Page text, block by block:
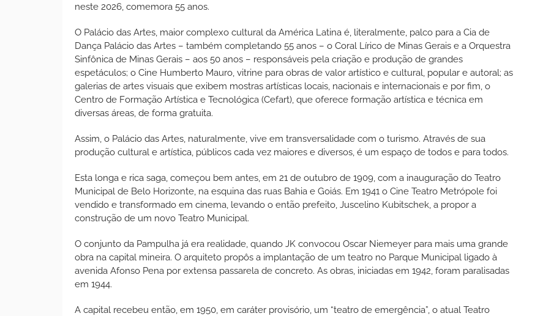
neste 2026, comemora 55 anos.
O Palácio das Artes, maior complexo cultural da América Latina é, literalmente, palco para a Cia de
Dança Palácio das Artes – também completando 55 anos – o Coral Lírico de Minas Gerais e a Orquestra
Sinfônica de Minas Gerais – aos 50 anos – responsáveis pela criação e produção de grandes
espetáculos; o Cine Humberto Mauro, vitrine para obras de valor artístico e cultural, popular e autoral; as
galerias de artes visuais que exibem mostras artísticas locais, nacionais e internacionais e por fim, o
Centro de Formação Artística e Tecnológica (Cefart), que oferece formação artística e técnica em
diversas áreas, de forma gratuita.
Assim, o Palácio das Artes, naturalmente, vive em transversalidade com o turismo. Através de sua
produção cultural e artística, públicos cada vez maiores e diversos, é um espaço de todos e para todos.
Esta longa e rica saga, começou bem antes, em 21 de outubro de 1909, com a inauguração do Teatro
Municipal de Belo Horizonte, na esquina das ruas Bahia e Goiás. Em 1941 o Cine Teatro Metrópole foi
vendido e transformado em cinema, levando o então prefeito, Juscelino Kubitschek, a propor a
construção de um novo Teatro Municipal.
O conjunto da Pampulha já era realidade, quando JK convocou Oscar Niemeyer para mais uma grande
obra na capital mineira. O arquiteto propôs a implantação de um teatro no Parque Municipal ligado à
avenida Afonso Pena por extensa passarela de concreto. As obras, iniciadas em 1942, foram paralisadas
em 1944.
A capital recebeu então, em 1950, em caráter provisório, um “teatro de emergência”, o atual Teatro